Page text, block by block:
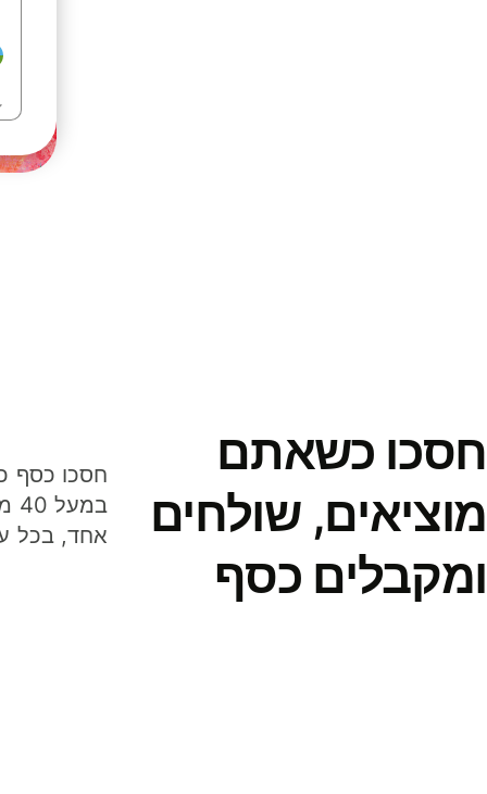
חסכו כשאתם
מוציאים, שולחים
ומקבלים כסף
אחד, בכל